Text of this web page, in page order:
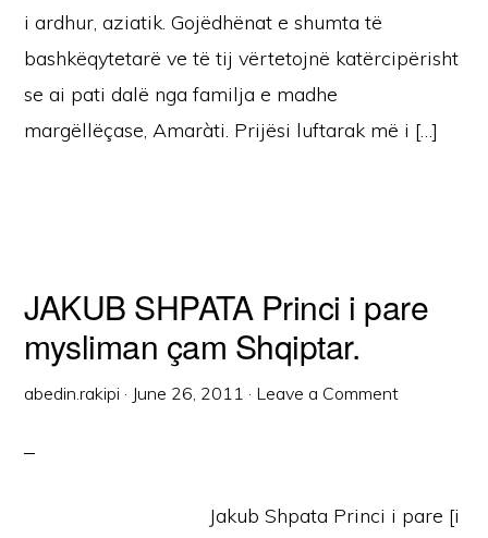
i ardhur, aziatik. Gojëdhënat e shumta të
bashkëqytetarë ve të tij vërtetojnë katërcipërisht
se ai pati dalë nga familja e madhe
margëllëçase, Amaràti. Prijësi luftarak më i […]
JAKUB SHPATA Princi i pare
mysliman çam Shqiptar.
abedin.rakipi · June 26, 2011 · Leave a Comment
Jakub Shpata Princi i pare [i